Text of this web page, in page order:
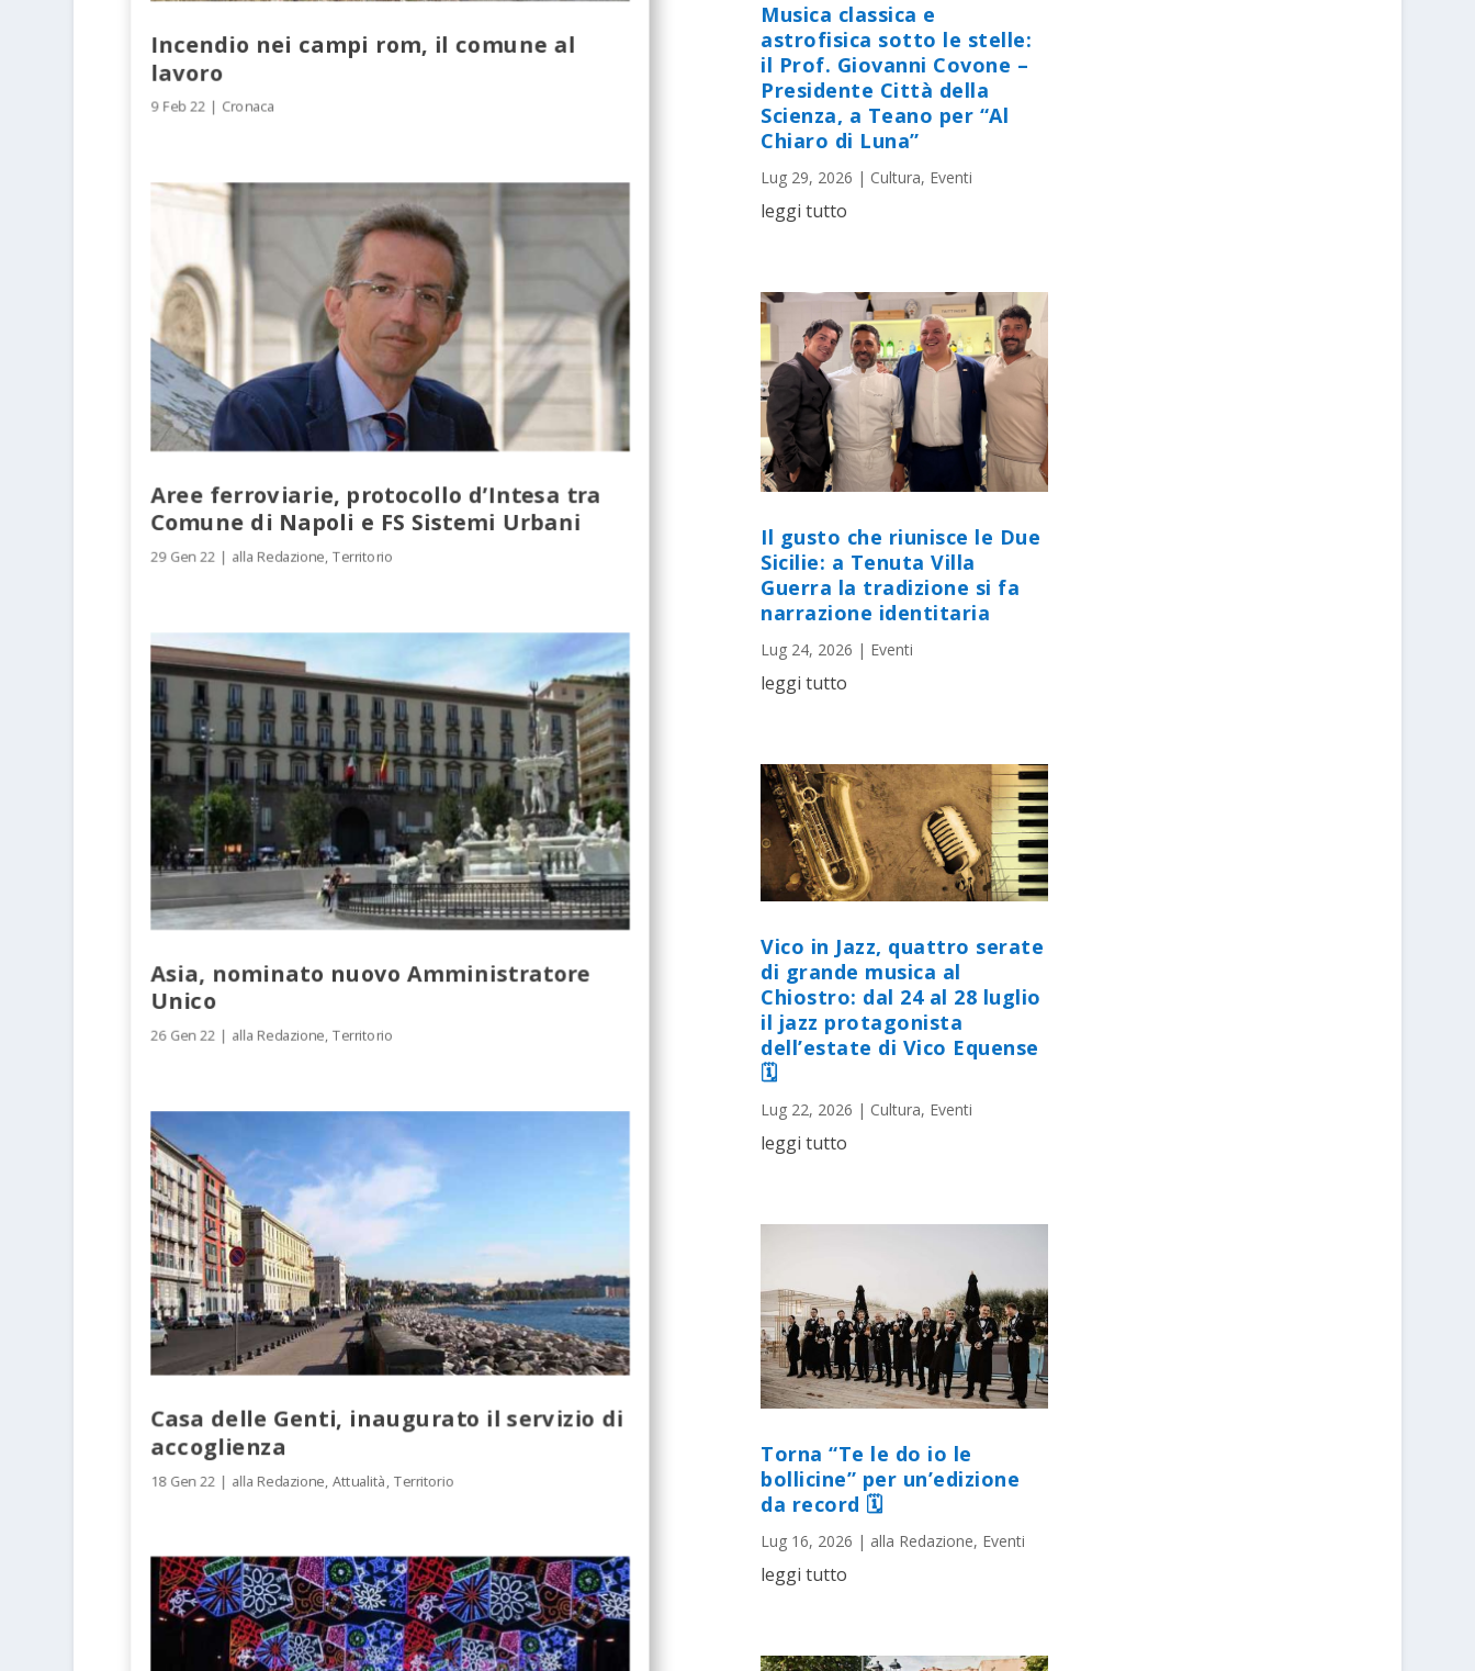
Incendio nei campi rom, il comune al
lavoro
9 Feb 22 | Cronaca
Aree ferroviarie, protocollo d’Intesa tra
Comune di Napoli e FS Sistemi Urbani
29 Gen 22 | alla Redazione,Territorio
Asia, nominato nuovo Amministratore
Unico
26 Gen 22 | alla Redazione,Territorio
Casa delle Genti, inaugurato il servizio di
accoglienza
18 Gen 22 | alla Redazione ,Attualità Territorio
Musica classica e
astrofisica sotto le stelle:
il Prof. Giovanni Covone –
Presidente Città della
Scienza, a Teano per “Al
Chiaro di Luna”
Lug 29, 2026 | Cultura, Eventi
leggi tutto
Il gusto che riunisce le Due
Sicilie: a Tenuta Villa
Guerra la tradizione si fa
narrazione identitaria
Lug 24, 2026 | Eventi
leggi tutto
Vico in Jazz, quattro serate
di grande musica al
Chiostro: dal 24 al 28 luglio
il jazz protagonista
dell’estate di Vico Equense
🗓
Lug 22, 2026 | Cultura, Eventi
leggi tutto
Torna “Te le do io le
bollicine” per un’edizione
da record 🗓
Lug 16, 2026 | alla Redazione, Eventi
leggi tutto